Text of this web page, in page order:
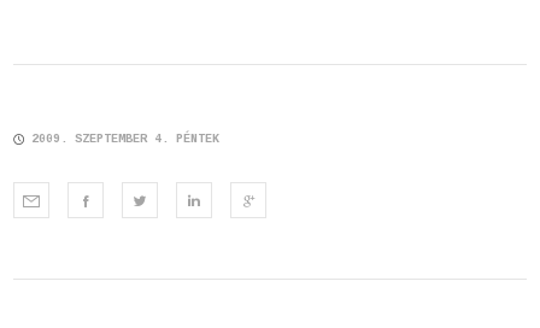
2009. SZEPTEMBER 4. PÉNTEK